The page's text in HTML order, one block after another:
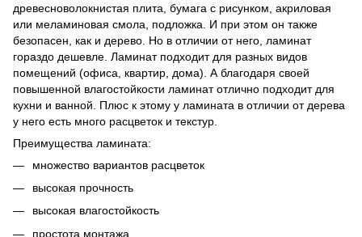
древесноволокнистая плита, бумага с рисунком, акриловая
или меламиновая смола, подложка. И при этом он также
безопасен, как и дерево. Но в отличии от него, ламинат
гораздо дешевле. Ламинат подходит для разных видов
помещений (офиса, квартир, дома). А благодаря своей
повышенной влагостойкости ламинат отлично подходит для
кухни и ванной. Плюс к этому у ламината в отличии от дерева
у него есть много расцветок и текстур.
Преимущества ламината:
множество вариантов расцветок
высокая прочность
высокая влагостойкость
простота монтажа